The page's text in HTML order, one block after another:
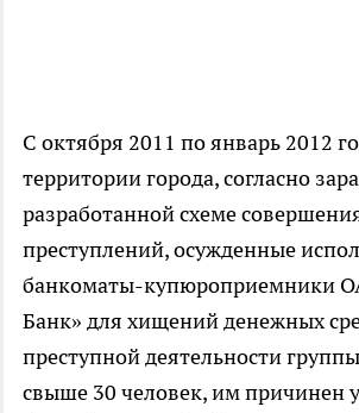
С октября 2011 по январь 2012
территории города, согласно
разработанной схеме
преступлений, осужденные
банкоматы-купюроприемники
Банк» для хищений денежных
преступной деятельности
свыше 30 человек, им причинен